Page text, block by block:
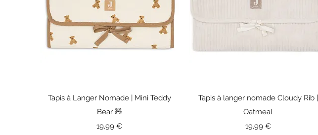
Aperçu rapide
Tapis à Langer Nomade | Mini Teddy
Bear 🧸
Prix
19,99 €
Aperçu rapide
Tapis à langer nomade Cloudy Rib |
Oatmeal
Prix
19,99 €